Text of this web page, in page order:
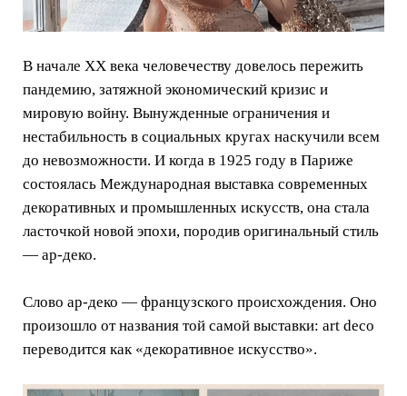
В начале ХХ века человечеству довелось пережить
пандемию, затяжной экономический кризис и
мировую войну. Вынужденные ограничения и
нестабильность в социальных кругах наскучили всем
до невозможности. И когда в 1925 году в Париже
состоялась Международная выставка современных
декоративных и промышленных искусств, она стала
ласточкой новой эпохи, породив оригинальный стиль
— ар-деко.
Слово ар-деко — французского происхождения. Оно
произошло от названия той самой выставки: art deco
переводится как «декоративное искусство».